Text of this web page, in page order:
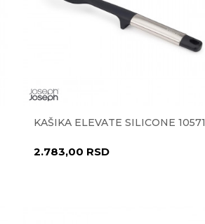
KAŠIKA ELEVATE SILICONE 10571
2.783,00 RSD